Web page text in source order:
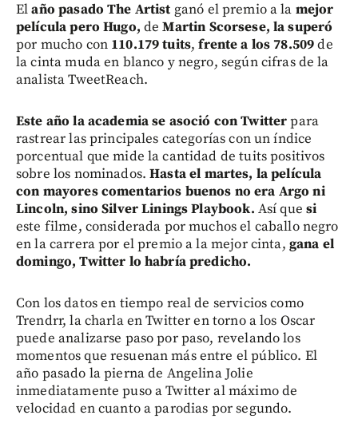
Elaño pasado The Artist ganó el premio a la mejor
películapero Hugo, deMartin Scorsese, la superó
por mucho con110.179 tuits,frente a los 78.509de
la cinta muda en blanco y negro, según cifras de la
analista TweetReach.
Este año la academiase asoció con Twitterpara
rastrear las principales categorías con un índice
porcentual que mide la cantidad de tuits positivos
sobre los nominados.Hasta el martes, la película
con mayores comentarios buenos no era Argo ni
Lincoln, sino Silver Linings Playbook. Así quesi
este filme, considerada por muchos el caballo negro
en la carrera por el premio a la mejor cinta, gana el
domingo, Twitter lo habría predicho.
Con los datos en tiempo real de servicios como
Trendrr, la charla en Twitter en torno a los Oscar
puede analizarse paso por paso, revelando los
momentos que resuenan más entre el público. El
año pasado la pierna de Angelina Jolie
inmediatamente puso a Twitter al máximo de
velocidad en cuanto a parodias por segundo.